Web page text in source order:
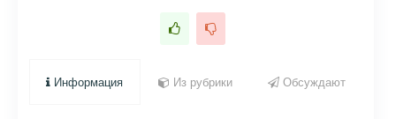
Информация Из рубрики Обсуждают